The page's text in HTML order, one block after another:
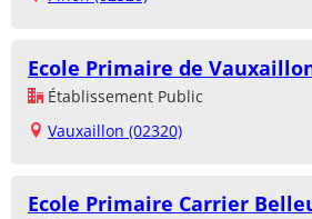
Ecole Primaire de
Établissement Public
Vauxaillon (02320)
Ecole Primaire Carrier